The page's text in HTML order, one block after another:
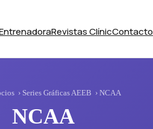
Revistas ClínicContacto
› Series Gráficas AEEB › NCAA
NCAA